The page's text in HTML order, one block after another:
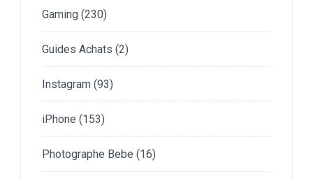
Gaming (230)
Guides Achats (2)
Instagram (93)
iPhone (153)
Photographe Bebe (16)